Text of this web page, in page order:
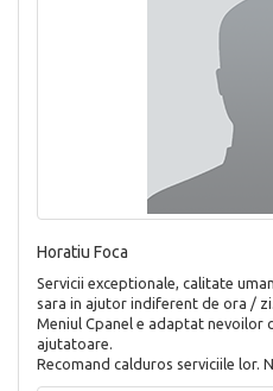
Horatiu Foca
Servicii exceptionale, calitate
sara in ajutor indiferent de ora / zi.
Meniul Cpanel e adaptat nevoilor
ajutatoare.
Recomand calduros serviciile lor.